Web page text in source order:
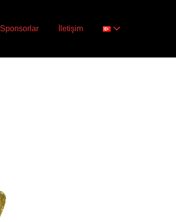
Sponsorlar İletişim